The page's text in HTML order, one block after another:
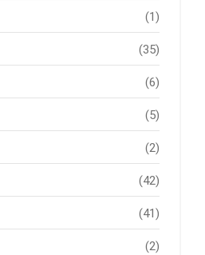
(1)
(35)
(6)
(5)
(2)
(42)
(41)
(2)